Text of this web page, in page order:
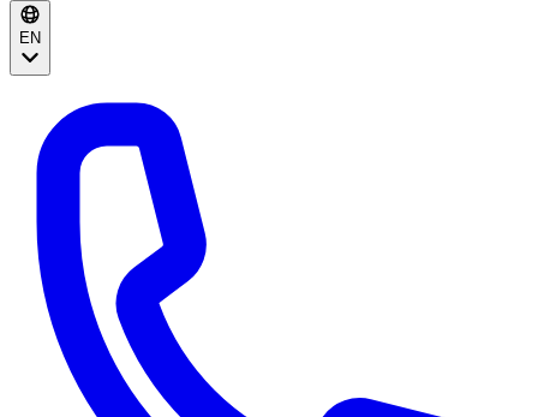
EN